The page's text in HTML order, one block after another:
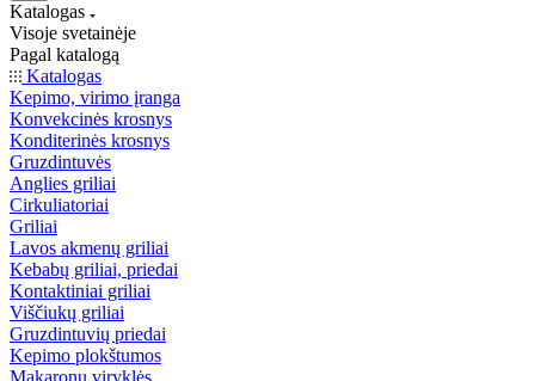
Katalogas
Visoje svetainėje
Pagal katalogą
Katalogas
Kepimo, virimo įranga
Konvekcinės krosnys
Konditerinės krosnys
Gruzdintuvės
Anglies griliai
Cirkuliatoriai
Griliai
Lavos akmenų griliai
Kebabų griliai, priedai
Kontaktiniai griliai
Viščiukų griliai
Gruzdintuvių priedai
Kepimo plokštumos
Makaronų viryklės